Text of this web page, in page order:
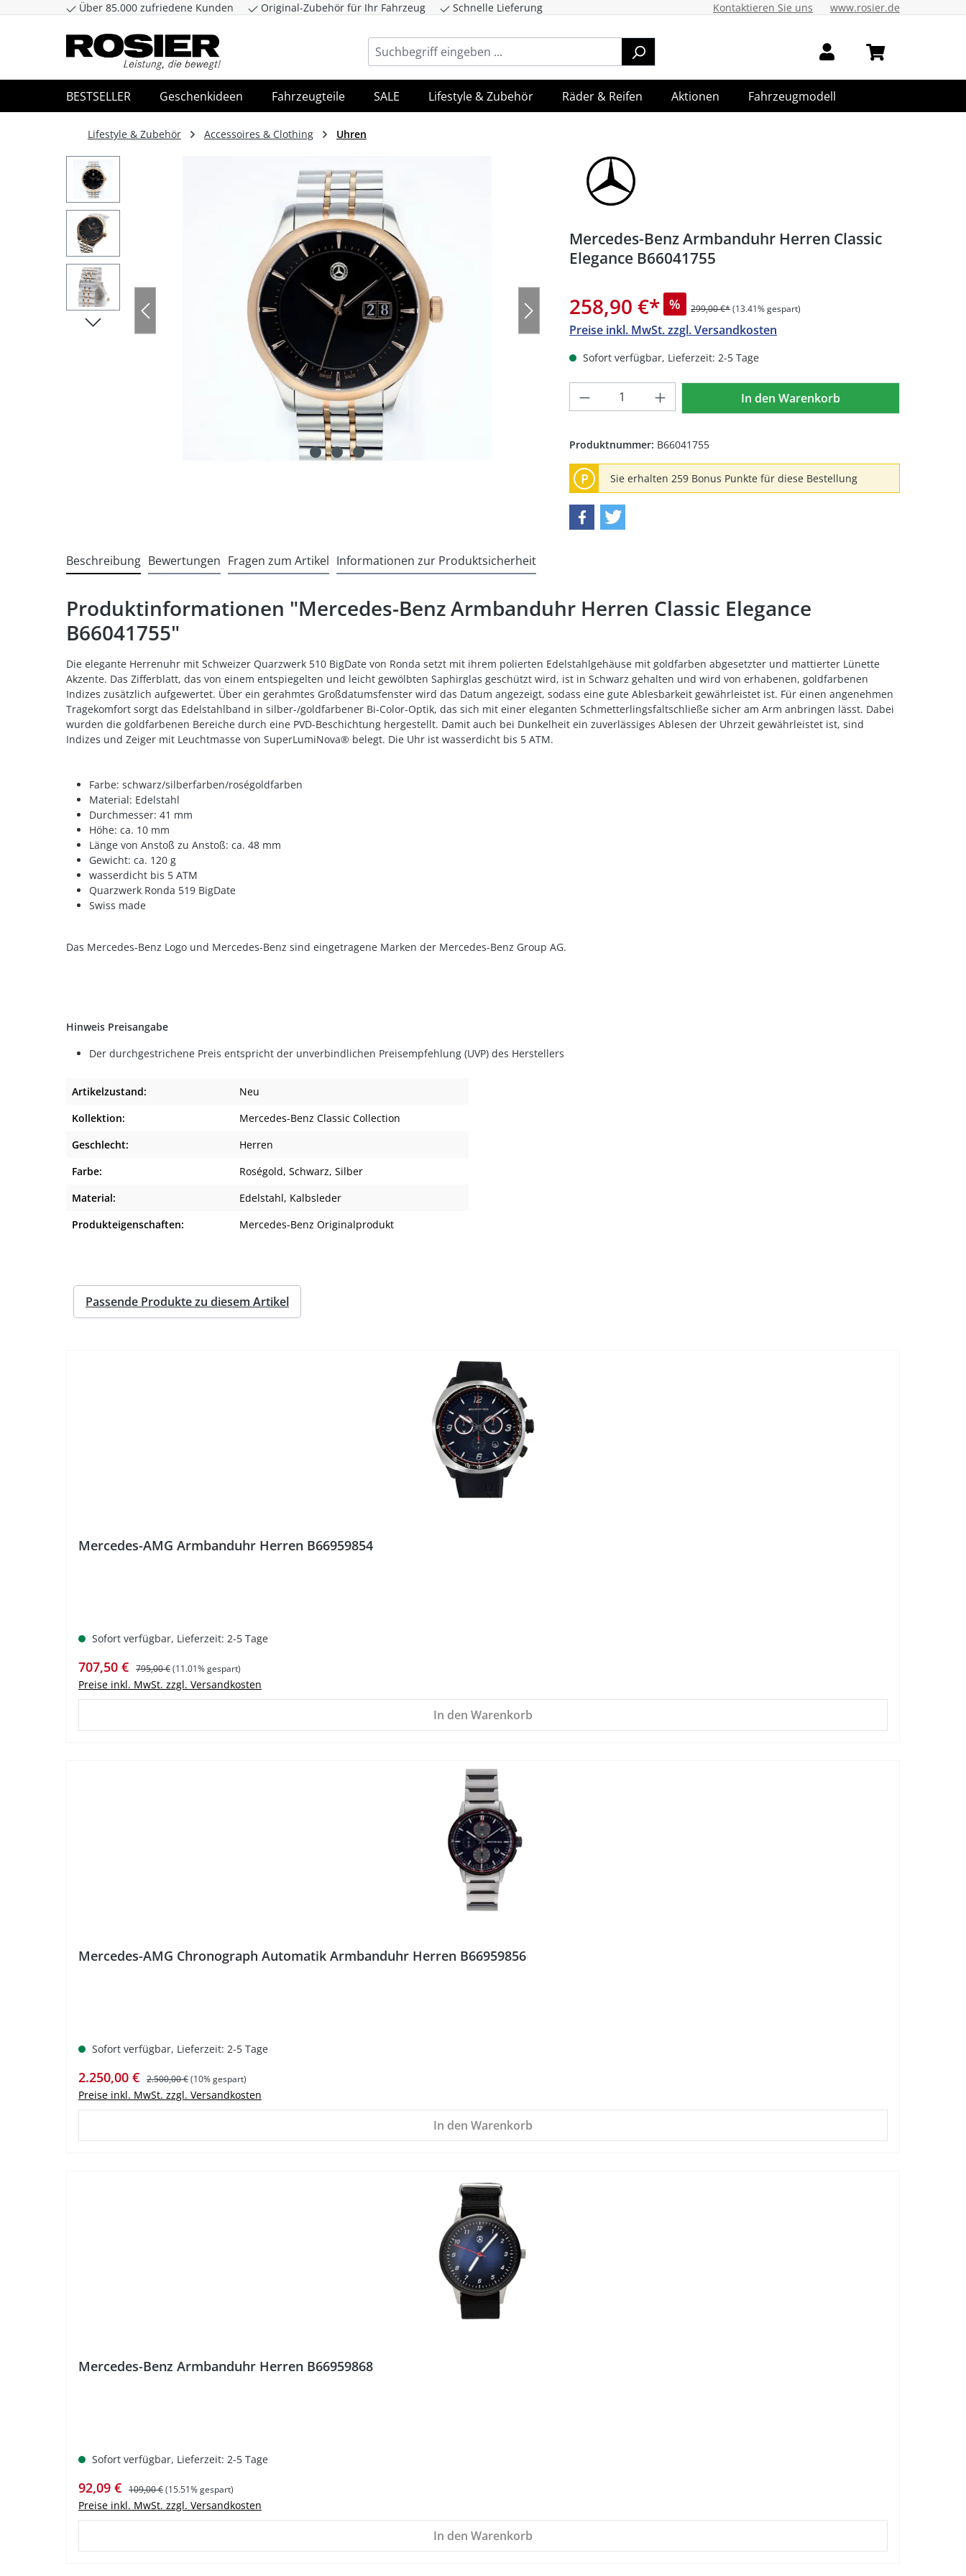
Zum Hauptinhalt springen Zur Suche springen Zur Hauptnavigation springen
Über 85.000 zufriedene Kunden Original-Zubehör für Ihr Fahrzeug Schnelle Lieferung Kontaktieren Sie uns www.rosier.de
BESTSELLER Geschenkideen Fahrzeugteile SALE Lifestyle & Zubehör Räder & Reifen Aktionen Fahrzeugmodell
Lifestyle & Zubehör Accessoires & Clothing Uhren
Bildergalerie überspringen
Mercedes-Benz Armbanduhr Herren Classic
Elegance B66041755
258,90 €* % 299,00 €*(13.41% gespart)
Preise inkl. MwSt. zzgl. Versandkosten
Sofort verfügbar, Lieferzeit: 2-5 Tage
Produkt Anzahl: Gib den gewünschten Wert
In den Warenkorb
Produktnummer: B66041755
P Sie erhalten 259 Bonus Punkte für diese Bestellung
Beschreibung Bewertungen Fragen zum Artikel Informationen zur Produktsicherheit
Produktinformationen "Mercedes-Benz Armbanduhr Herren Classic Elegance
B66041755"
Die elegante Herrenuhr mit Schweizer Quarzwerk 510 BigDate von Ronda setzt mit ihrem polierten Edelstahlgehäuse mit goldfarben abgesetzter und mattierter Lünette
Akzente. Das Zifferblatt, das von einem entspiegelten und leicht gewölbten Saphirglas geschützt wird, ist in Schwarz gehalten und wird von erhabenen, goldfarbenen
Indizes zusätzlich aufgewertet. Über ein gerahmtes Großdatumsfenster wird das Datum angezeigt, sodass eine gute Ablesbarkeit gewährleistet ist. Für einen angenehmen
Tragekomfort sorgt das Edelstahlband in silber-/goldfarbener Bi-Color-Optik, das sich mit einer eleganten Schmetterlingsfaltschließe sicher am Arm anbringen lässt. Dabei
wurden die goldfarbenen Bereiche durch eine PVD-Beschichtung hergestellt. Damit auch bei Dunkelheit ein zuverlässiges Ablesen der Uhrzeit gewährleistet ist, sind
Indizes und Zeiger mit Leuchtmasse von SuperLumiNova® belegt. Die Uhr ist wasserdicht bis 5 ATM.
Farbe: schwarz/silberfarben/roségoldfarben
Material: Edelstahl
Durchmesser: 41 mm
Höhe: ca. 10 mm
Länge von Anstoß zu Anstoß: ca. 48 mm
Gewicht: ca. 120 g
wasserdicht bis 5 ATM
Quarzwerk Ronda 519 BigDate
Swiss made
Das Mercedes-Benz Logo und Mercedes-Benz sind eingetragene Marken der Mercedes-Benz Group AG.
Hinweis Preisangabe
Der durchgestrichene Preis entspricht der unverbindlichen Preisempfehlung (UVP) des Herstellers
Artikelzustand:
Neu
Kollektion:
Mercedes-Benz Classic Collection
Geschlecht:
Herren
Farbe:
Roségold, Schwarz, Silber
Material:
Edelstahl, Kalbsleder
Produkteigenschaften:
Mercedes-Benz Originalprodukt
Passende Produkte zu diesem Artikel
Mercedes-AMG Armbanduhr Herren B66959854
Sofort verfügbar, Lieferzeit: 2-5 Tage
Verkaufspreis:
707,50 € Regulärer Preis:
795,00 €(11.01% gespart)
Preise inkl. MwSt. zzgl. Versandkosten
In den Warenkorb
Mercedes-AMG Chronograph Automatik Armbanduhr Herren B66959856
Sofort verfügbar, Lieferzeit: 2-5 Tage
Verkaufspreis:
2.250,00 € Regulärer Preis:
2.500,00 €(10% gespart)
Preise inkl. MwSt. zzgl. Versandkosten
In den Warenkorb
Mercedes-Benz Armbanduhr Herren B66959868
Sofort verfügbar, Lieferzeit: 2-5 Tage
Verkaufspreis:
92,09 € Regulärer Preis:
109,00 €(15.51% gespart)
Preise inkl. MwSt. zzgl. Versandkosten
In den Warenkorb